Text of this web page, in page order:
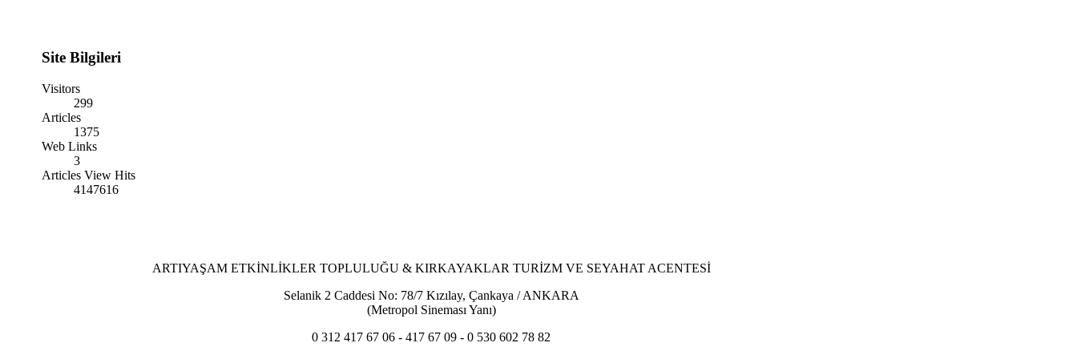
Site Bilgileri
Visitors
299
Articles
1375
Web Links
3
Articles View Hits
4147616
ARTIYAŞAM ETKİNLİKLER TOPLULUĞU & KIRKAYAKLAR TURİZM VE SEYAHAT ACENTESİ
Selanik 2 Caddesi No: 78/7 Kızılay, Çankaya / ANKARA
(Metropol Sineması Yanı)
0 312 417 67 06 - 417 67 09 - 0 530 602 78 82